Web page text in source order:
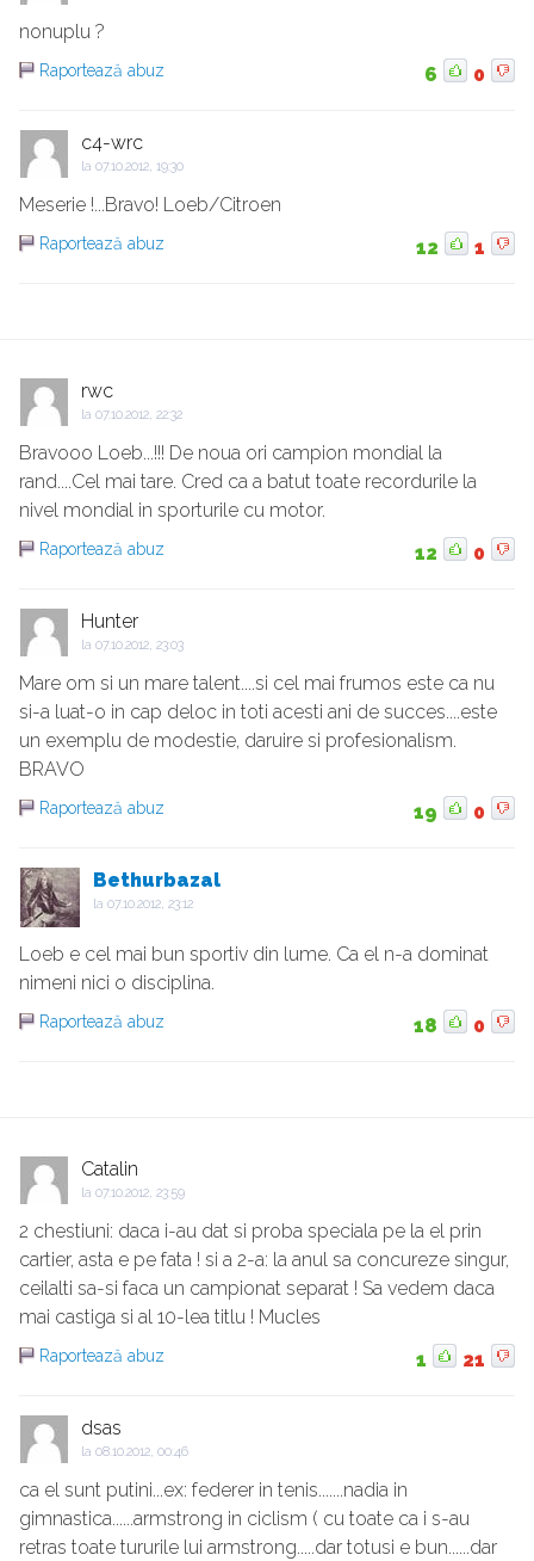
nonuplu ?
Raportează abuz 6 0
c4-wrc
la 07.10.2012, 19:30
Meserie !...Bravo! Loeb/Citroen
Raportează abuz 12 1
rwc
la 07.10.2012, 22:32
Bravooo Loeb...!!! De noua ori campion mondial la
rand....Cel mai tare. Cred ca a batut toate recordurile la
nivel mondial in sporturile cu motor.
Raportează abuz 12 0
Hunter
la 07.10.2012, 23:03
Mare om si un mare talent....si cel mai frumos este ca nu
si-a luat-o in cap deloc in toti acesti ani de succes....este
un exemplu de modestie, daruire si profesionalism.
BRAVO
Raportează abuz 19 0
Bethurbazal
la 07.10.2012, 23:12
Loeb e cel mai bun sportiv din lume. Ca el n-a dominat
nimeni nici o disciplina.
Raportează abuz 18 0
Catalin
la 07.10.2012, 23:59
2 chestiuni: daca i-au dat si proba speciala pe la el prin
cartier, asta e pe fata ! si a 2-a: la anul sa concureze singur,
ceilalti sa-si faca un campionat separat ! Sa vedem daca
mai castiga si al 10-lea titlu ! Mucles
Raportează abuz 1 21
dsas
la 08.10.2012, 00:46
ca el sunt putini...ex: federer in tenis.......nadia in
gimnastica......armstrong in ciclism ( cu toate ca i s-au
retras toate tururile lui armstrong.....dar totusi e bun......dar